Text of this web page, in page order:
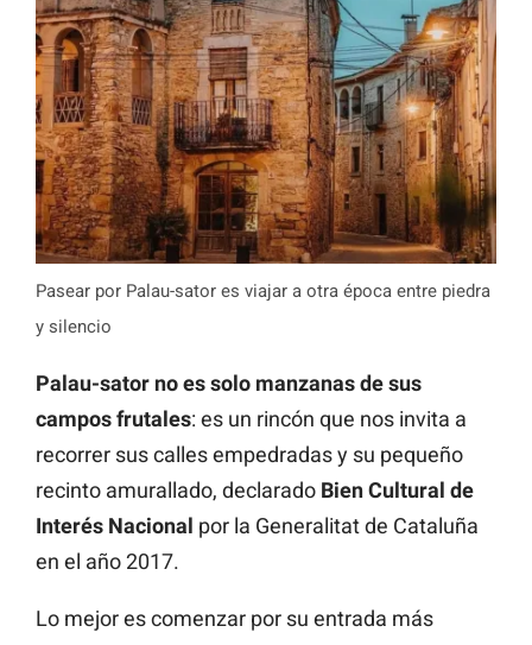
Pasear por Palau-sator es viajar a otra época entre piedra
y silencio
Palau-sator no es solo manzanas de sus
campos frutales: es un rincón que nos invita a
recorrer sus calles empedradas y su pequeño
recinto amurallado, declarado Bien Cultural de
Interés Nacional por la Generalitat de Cataluña
en el año 2017.
Lo mejor es comenzar por su entrada más